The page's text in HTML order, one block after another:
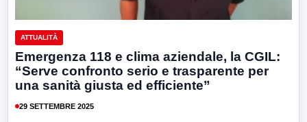
ATTUALITÀ
Emergenza 118 e clima aziendale, la CGIL:
“Serve confronto serio e trasparente per
una sanità giusta ed efficiente”
29 SETTEMBRE 2025